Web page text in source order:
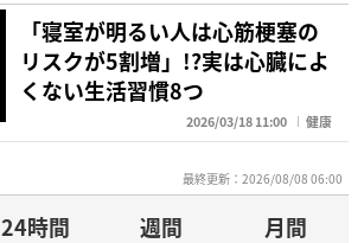
「寝室が明るい人は心筋梗塞の
リスクが5割増」!?実は心臓によ
くない生活習慣8つ
2026/03/18 11:00 健康
最終更新：2026/08/08 06:00
24時間 週間
月間